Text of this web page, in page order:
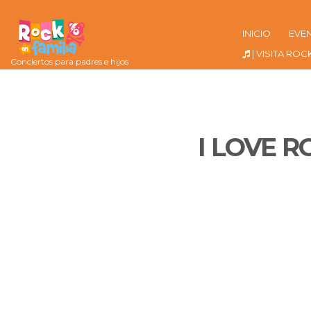
Conciertos para padres e hijos
INICIO
| VISITA
I LOVE